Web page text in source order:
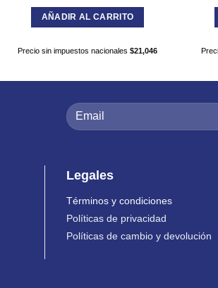
AÑADIR AL CARRITO
Precio sin impuestos nacionales $21,046
Legales
Términos y condiciones
Políticas de privacidad
Políticas de cambio y devolución